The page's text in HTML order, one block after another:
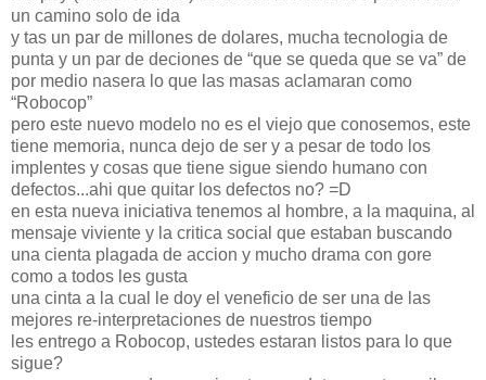
un camino solo de ida
y tas un par de millones de dolares, mucha tecnologia de
punta y un par de deciones de “que se queda que se va” de
por medio nasera lo que las masas aclamaran como
“Robocop”
pero este nuevo modelo no es el viejo que conosemos, este
tiene memoria, nunca dejo de ser y a pesar de todo los
implentes y cosas que tiene sigue siendo humano con
defectos...ahi que quitar los defectos no? =D
en esta nueva iniciativa tenemos al hombre, a la maquina, al
mensaje viviente y la critica social que estaban buscando
una cienta plagada de accion y mucho drama con gore
como a todos les gusta
una cinta a la cual le doy el veneficio de ser una de las
mejores re-interpretaciones de nuestros tiempo
les entrego a Robocop, ustedes estaran listos para lo que
sigue?